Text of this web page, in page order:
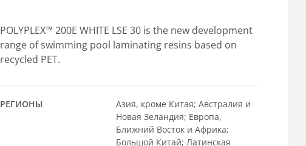
POLYPLEX™ 200E WHITE LSE 30 is the new development
range of swimming pool laminating resins based on
recycled PET.
РЕГИОНЫ
Азия, кроме Китая; Австралия и
Новая Зеландия; Европа,
Ближний Восток и Африка;
Большой Китай; Латинская